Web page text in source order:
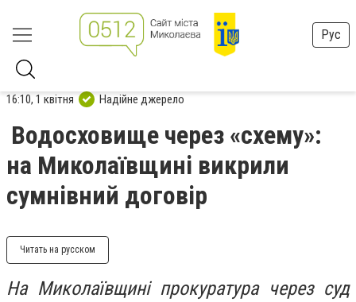
Рус
16:10, 1 квітня Надійне джерело
Водосховище через «схему»:
на Миколаївщині викрили
сумнівний договір
Читать на русском
На Миколаївщині прокуратура через суд